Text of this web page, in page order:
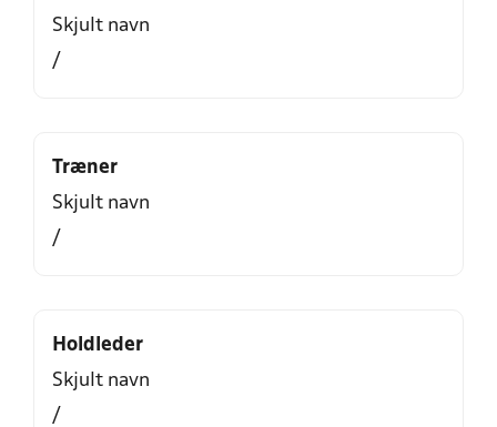
Skjult navn
/
Træner
Skjult navn
/
Holdleder
Skjult navn
/